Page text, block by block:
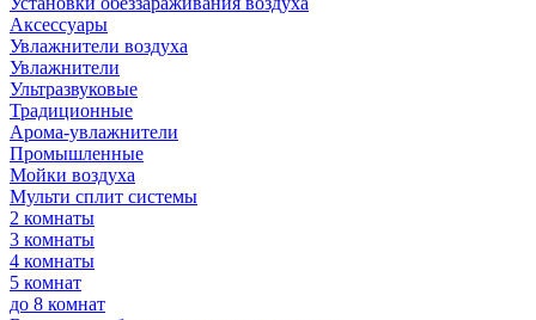
Аксессуары
Увлажнители воздуха
Увлажнители
Ультразвуковые
Традиционные
Арома-увлажнители
Промышленные
Мойки воздуха
Мульти сплит системы
2 комнаты
3 комнаты
4 комнаты
5 комнат
до 8 комнат